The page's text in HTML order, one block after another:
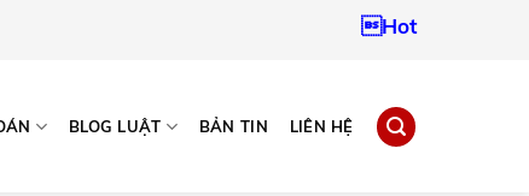
Hotline:
BLOG LUẬT BẢN TIN LIÊN HỆ